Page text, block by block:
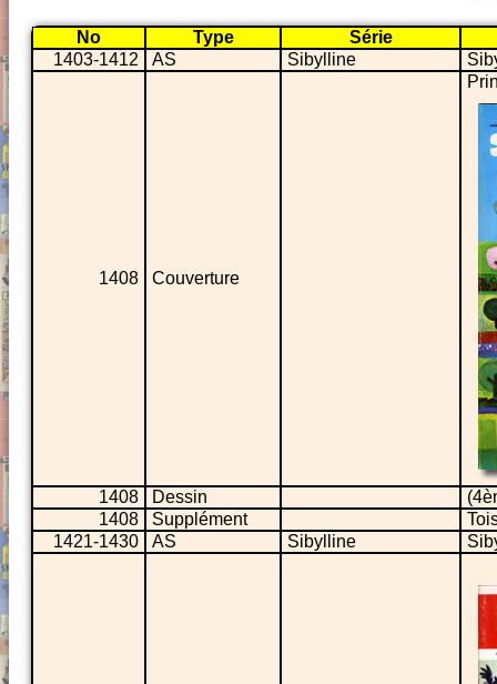
No Type
Série
1403-1412
AS Sibylline
1408 Couverture
1408 Dessin
1408
Supplément
1421-1430
AS Sibylline